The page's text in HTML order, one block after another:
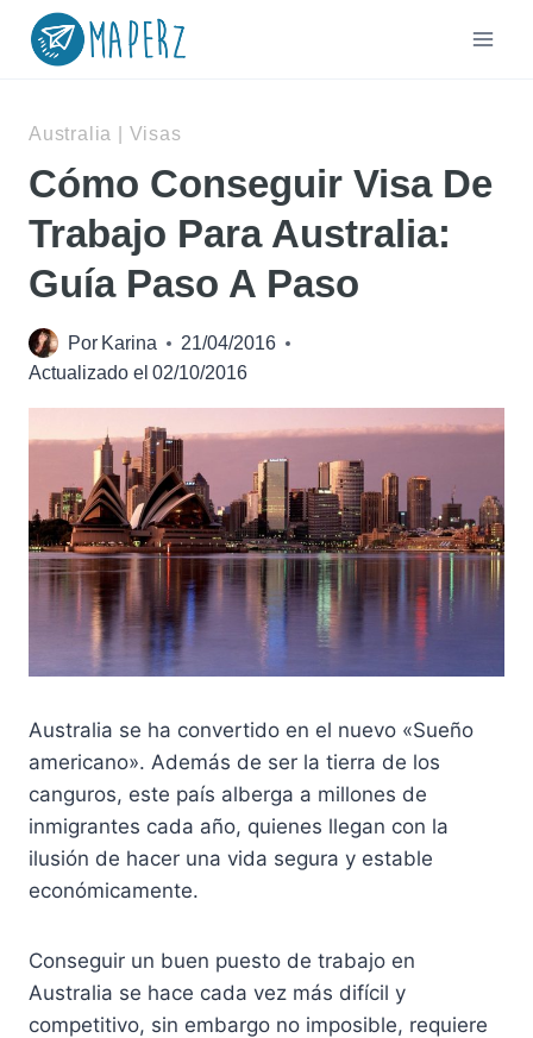
Saltar
Australia Visas
Cómo Conseguir Visa De
Trabajo Para Australia:
Guía Paso A Paso
Por Karina
21/04/2016
Actualizado el 02/10/2016
Australia se ha convertido en el nuevo «Sueño
americano». Además de ser la tierra de los
canguros, este país alberga a millones de
inmigrantes cada año, quienes llegan con la
ilusión de hacer una vida segura y estable
económicamente.
Conseguir un buen puesto de trabajo en
Australia se hace cada vez más difícil y
competitivo, sin embargo no imposible, requiere